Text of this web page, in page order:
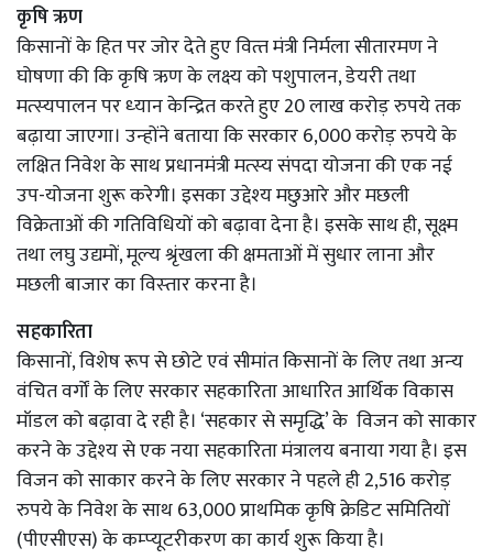
कृषि ऋण
किसानों के हित पर जोर देते हुए वित्‍त मंत्री निर्मला सीतारमण ने
घोषणा की कि कृषि ऋण के लक्ष्‍य को पशुपालन, डेयरी तथा
मत्‍स्‍यपालन पर ध्‍यान केन्द्रित करते हुए 20 लाख करोड़ रुपये तक
बढ़ाया जाएगा। उन्‍होंने बताया कि सरकार 6,000 करोड़ रुपये के
लक्षित निवेश के साथ प्रधानमंत्री मत्‍स्‍य संपदा योजना की एक नई
उप-योजना शुरू करेगी। इसका उद्देश्‍य मछुआरे और मछली
विक्रेताओं की गतिविधियों को बढ़ावा देना है। इसके साथ ही, सूक्ष्‍म
तथा लघु उद्यमों, मूल्‍य श्रृंखला की क्षमताओं में सुधार लाना और
मछली बाजार का विस्‍तार करना है।
सहकारिता
किसानों, विशेष रूप से छोटे एवं सीमांत किसानों के लिए तथा अन्‍य
वंचित वर्गों के लिए सरकार सहकारिता आधारित आ‍र्थिक विकास
मॉडल को बढ़ावा दे रही है। ‘सहकार से समृद्धि’ के विजन को साकार
करने के उद्देश्‍य से एक नया सहकारिता मंत्रालय बनाया गया है। इस
विजन को साकार करने के लिए सरकार ने पहले ही 2,516 करोड़
रुपये के निवेश के साथ 63,000 प्राथमिक कृषि क्रेडिट समितियों
(पीएसीएस) के कम्‍प्‍यूटरीकरण का कार्य शुरू किया है।